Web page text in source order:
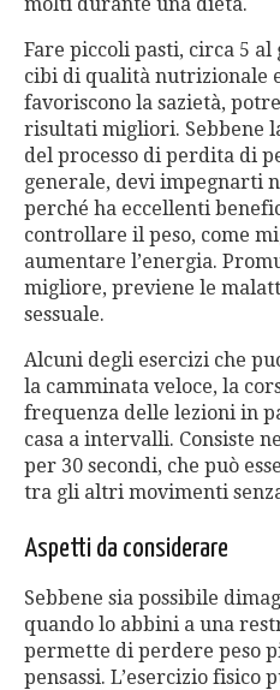
Fare piccoli pasti, circa 5
cibi di qualità nutrizionale
favoriscono la sazietà,
risultati migliori. Sebbene
del processo di perdita di
generale, devi impegnarti
perché ha eccellenti
controllare il peso, come
aumentare l’energia.
migliore, previene le
sessuale.
Alcuni degli esercizi che
la camminata veloce, la
frequenza delle lezioni in
casa a intervalli. Consiste
per 30 secondi, che può
tra gli altri movimenti
Aspetti da considerare
Sebbene sia possibile
quando lo abbini a una
permette di perdere peso
pensassi. L’esercizio fisico